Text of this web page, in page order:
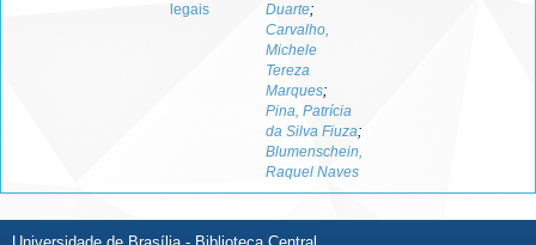
legais
Duarte;
Carvalho,
Michele
Tereza
Marques;
Pina, Patrícia
da Silva Fiuza;
Blumenschein,
Raquel Naves